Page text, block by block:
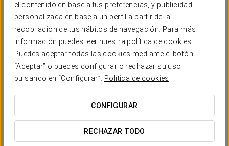
el contenido en base a tus preferencias, y publicidad
personalizada en base a un perfil a partir de la
recopilación de tus hábitos de navegación. Para más
información puedes leer nuestra política de cookies.
Puedes aceptar todas las cookies mediante el botón
“Aceptar” o puedes configurar o rechazar su uso
pulsando en “Configurar”.
Política de cookies
CONFIGURAR
RECHAZAR TODO
El Exe Suites 33 dispone de 33 espaciosas y cómodas habitaciones,
todas equipadas con una amplia gama de servicios pensada para
elevar al máximo la calidad de tu estadía
Algunas habitaciones del edificio disponen deterrazay existen
suites
ideales para largas estancias o viajes de negocios.
SERVICIOS DESTACADOS
Habitaciones